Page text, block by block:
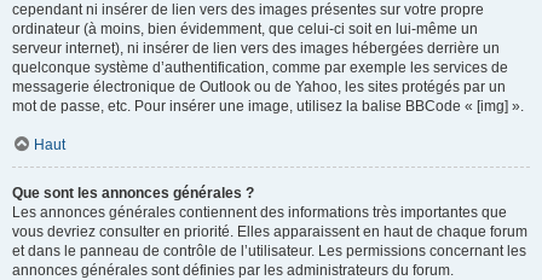
cependant ni insérer de lien vers des images présentes sur votre propre
ordinateur (à moins, bien évidemment, que celui-ci soit en lui-même un
serveur internet), ni insérer de lien vers des images hébergées derrière un
quelconque système d’authentification, comme par exemple les services de
messagerie électronique de Outlook ou de Yahoo, les sites protégés par un
mot de passe, etc. Pour insérer une image, utilisez la balise BBCode « [img] ».
Haut
Que sont les annonces générales ?
Les annonces générales contiennent des informations très importantes que
vous devriez consulter en priorité. Elles apparaissent en haut de chaque forum
et dans le panneau de contrôle de l’utilisateur. Les permissions concernant les
annonces générales sont définies par les administrateurs du forum.